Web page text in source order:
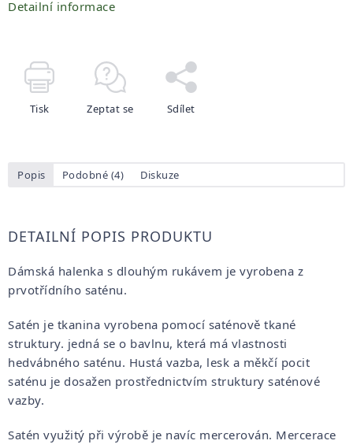
Detailní informace
Tisk Zeptat se Sdílet
Popis Podobné (4) Diskuze
DETAILNÍ POPIS PRODUKTU
Dámská halenka s dlouhým rukávem je vyrobena z
prvotřídního saténu.
Satén je tkanina vyrobena pomocí saténově tkané
struktury. jedná se o bavlnu, která má vlastnosti
hedvábného saténu. Hustá vazba, lesk a měkčí pocit
saténu je dosažen prostřednictvím struktury saténové
vazby.
Satén využitý při výrobě je navíc mercerován. Mercerace